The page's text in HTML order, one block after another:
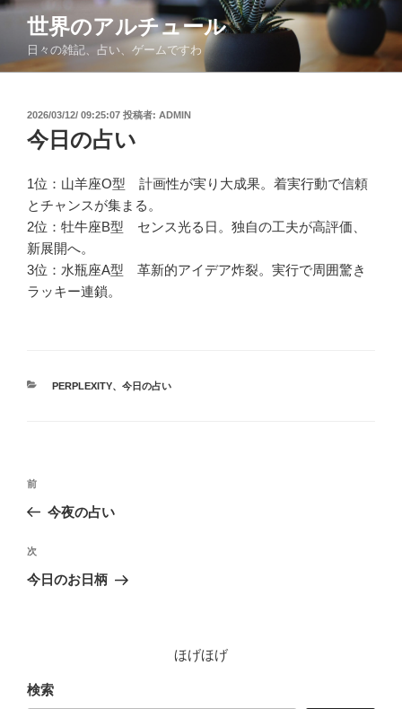
コ
ン
世界のアルチュール
日々の雑記、占い、ゲームですわ
投
稿
日:
2026/03/12/ 09:25:07 投稿者: ADMIN
今日の占い
1位：山羊座O型 計画性が実り大成果。着実行動で信頼
とチャンスが集まる。
2位：牡牛座B型 センス光る日。独自の工夫が高評価、
新展開へ。
3位：水瓶座A型 革新的アイデア炸裂。実行で周囲驚き
ラッキー連鎖。
カ
PERPLEXITY、 今日の占い
投
ビ
ゲ
前
の
稿
前
今夜の占い
次
の
次
今日のお日柄
ほげほげ
検索